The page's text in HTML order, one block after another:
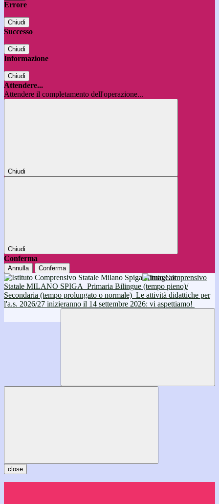
Errore
Chiudi
Successo
Chiudi
Informazione
Chiudi
Attendere...
Attendere il completamento dell'operazione...
Chiudi
Chiudi
Conferma
Annulla Conferma
Istituto Comprensivo
Statale MILANO SPIGA Primaria Bilingue (tempo pieno)/
Secondaria (tempo prolungato o normale) Le attività didattiche per
l'a.s. 2026/27 inizieranno il 14 settembre 2026: vi aspettiamo!
close